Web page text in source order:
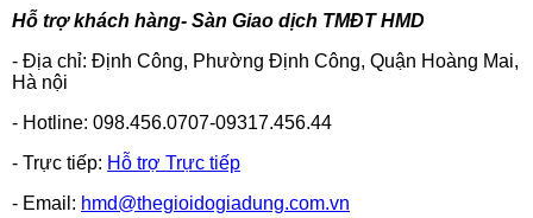
Hỗ trợ khách hàng- Sàn Giao dịch TMĐT HMD
- Địa chỉ: Định Công, Phường Định Công, Quận Hoàng Mai,
Hà nội
- Hotline: 098.456.0707-09317.456.44
- Trực tiếp: Hỗ trợ Trực tiếp
- Email: hmd@thegioidogiadung.com.vn